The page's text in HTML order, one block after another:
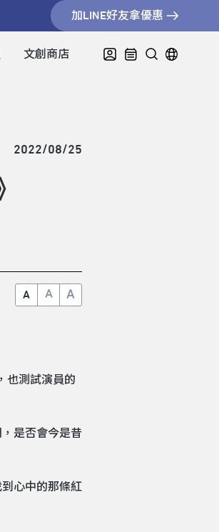
加LINE好友拿優惠
文創商店
2022/08/25
A A A
也測試演員的
是否會今是昔
心中的那條紅